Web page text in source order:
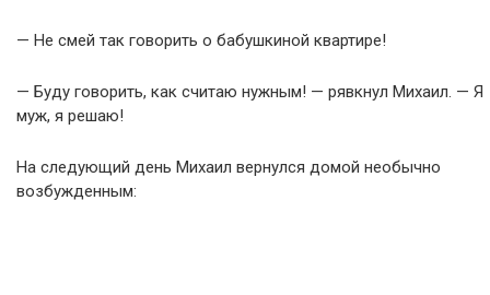
— Не смей так говорить о бабушкиной квартире!
— Буду говорить, как считаю нужным! — рявкнул Михаил. — Я
муж, я решаю!
На следующий день Михаил вернулся домой необычно
возбужденным: